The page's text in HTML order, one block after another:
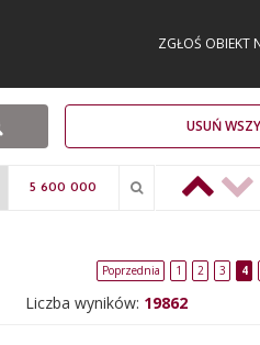
ZGŁOŚ OBIEKT
USUŃ
Poprzednia 1 2 3 4
Liczba wyników: 19862